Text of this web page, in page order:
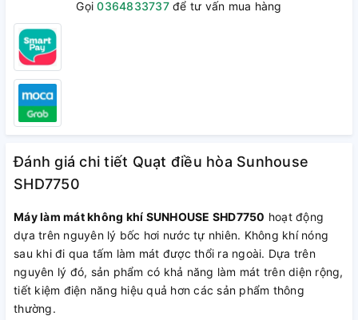
Gọi0364833737để tư vấn mua hàng
Đánh giá chi tiết Quạt điều hòa Sunhouse
SHD7750
Máy làm mát không khí SUNHOUSE SHD7750 hoạt động
dựa trên nguyên lý bốc hơi nước tự nhiên. Không khí nóng
sau khi đi qua tấm làm mát được thổi ra ngoài. Dựa trên
nguyên lý đó, sản phẩm có khả năng làm mát trên diện rộng,
tiết kiệm điện năng hiệu quả hơn các sản phẩm thông
thường.